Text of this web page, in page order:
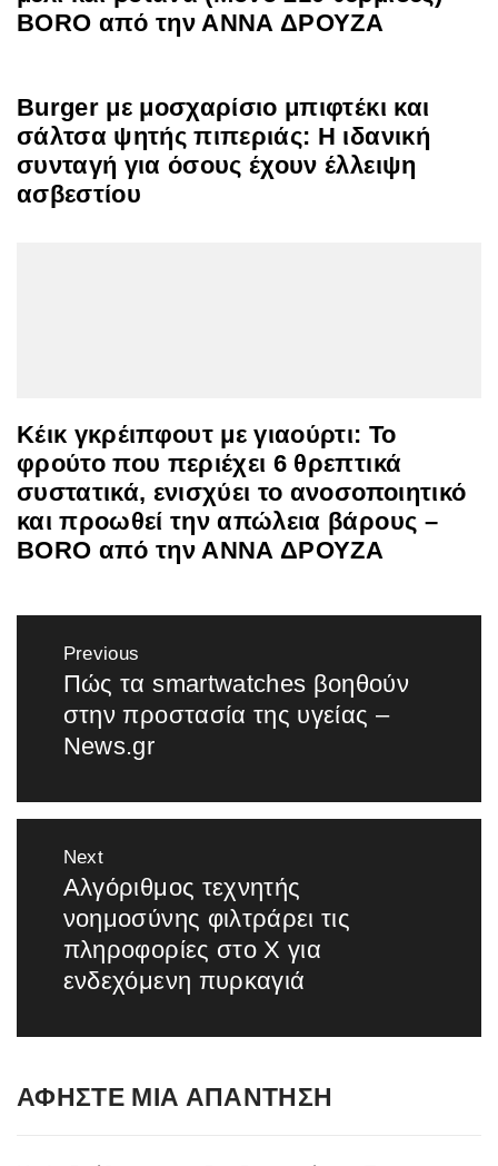
BORO από την ΑΝΝΑ ΔΡΟΥΖΑ
Burger με μοσχαρίσιο μπιφτέκι και
σάλτσα ψητής πιπεριάς: Η ιδανική
συνταγή για όσους έχουν έλλειψη
ασβεστίου
Κέικ γκρέιπφουτ με γιαούρτι: Το
φρούτο που περιέχει 6 θρεπτικά
συστατικά, ενισχύει το ανοσοποιητικό
και προωθεί την απώλεια βάρους –
BORO από την ΑΝΝΑ ΔΡΟΥΖΑ
άρθρων
Previous
Previous
post:
Πώς τα smartwatches βοηθούν
στην προστασία της υγείας –
News.gr
Next
Next
post:
Αλγόριθμος τεχνητής
νοημοσύνης φιλτράρει τις
πληροφορίες στο X για
ενδεχόμενη πυρκαγιά
ΑΦΉΣΤΕ ΜΙΑ ΑΠΆΝΤΗΣΗ